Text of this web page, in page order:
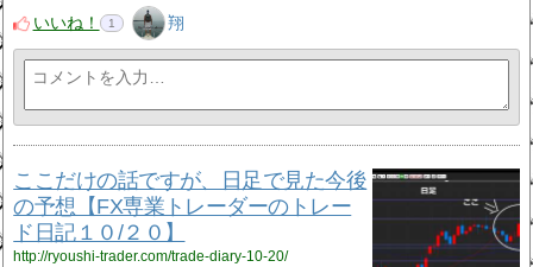
いいね！
1 翔
ここだけの話ですが、日足で見た今後
の予想【FX専業トレーダーのトレー
ド日記１０/２０】
http://ryoushi-trader.com/trade-diary-10-20/